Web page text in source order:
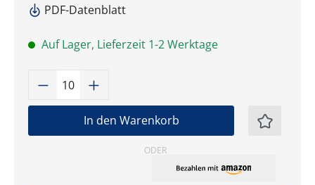
PDF-Datenblatt
Auf Lager, Lieferzeit 1-2 Werktage
Produkt Anzahl: Gib den
In den Warenkorb
ODER